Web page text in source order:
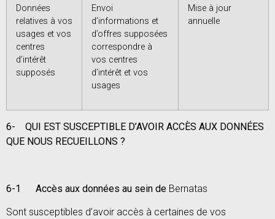
Données
relatives à vos
usages et vos
centres
d’intérêt
supposés
Envoi
d’informations et
d’offres supposées
correspondre à
vos centres
d’intérêt et vos
usages
Mise à jour
annuelle
6-
QUI EST SUSCEPTIBLE D’AVOIR ACCÈS AUX DONNÉES
QUE NOUS RECUEILLONS ?
6-1 Accès aux données au sein de Bernatas
Sont susceptibles d’avoir accès à certaines de vos